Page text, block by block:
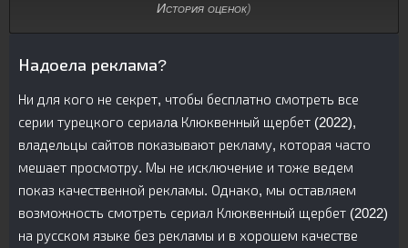
История оценок)
Надоела реклама?
Ни для кого не секрет, чтобы бесплатно смотреть все
серии турецкого сериалa Клюквенный щербет (2022),
владельцы сайтов показывают рекламу, которая часто
мешает просмотру. Мы не исключение и тоже ведем
показ качественной рекламы. Однако, мы оставляем
возможность смотреть сериал Клюквенный щербет (2022)
на русском языке без рекламы и в хорошем качестве